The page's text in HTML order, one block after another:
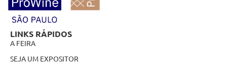
LINKS RÁPIDOS
A FEIRA
SEJA UM EXPOSITOR